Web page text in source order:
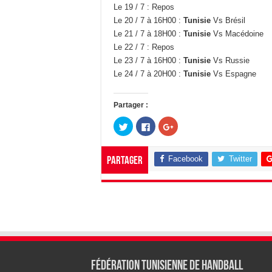
Le 19 / 7 : Repos
Le 20 / 7 à 16H00 : Tunisie Vs Brésil
Le 21 / 7 à 18H00 : Tunisie Vs Macédoine
Le 22 / 7 : Repos
Le 23 / 7 à 16H00 : Tunisie Vs Russie
Le 24 / 7 à 20H00 : Tunisie Vs Espagne
Partager :
C
l
q
e
p
o
a
g
s
u
C
l
u
z
o
a
g
s
u
C
l
u
e
z
o
a
g
s
u
Partager Facebook Twitter
Fédération tunisienne de Handball